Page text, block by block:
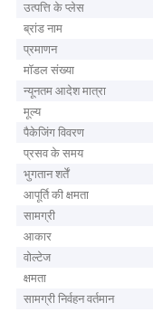
उत्पत्ति के प्लेस
ब्रांड नाम
प्रमाणन
मॉडल संख्या
न्यूनतम आदेश मात्रा
मूल्य
पैकेजिंग विवरण
प्रसव के समय
भुगतान शर्तें
आपूर्ति की क्षमता
सामग्री
आकार
वोल्टेज
क्षमता
सामग्री निर्वहन वर्तमान